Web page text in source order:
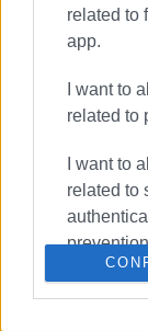
related to
app.
I want to
related to
I want to
related to